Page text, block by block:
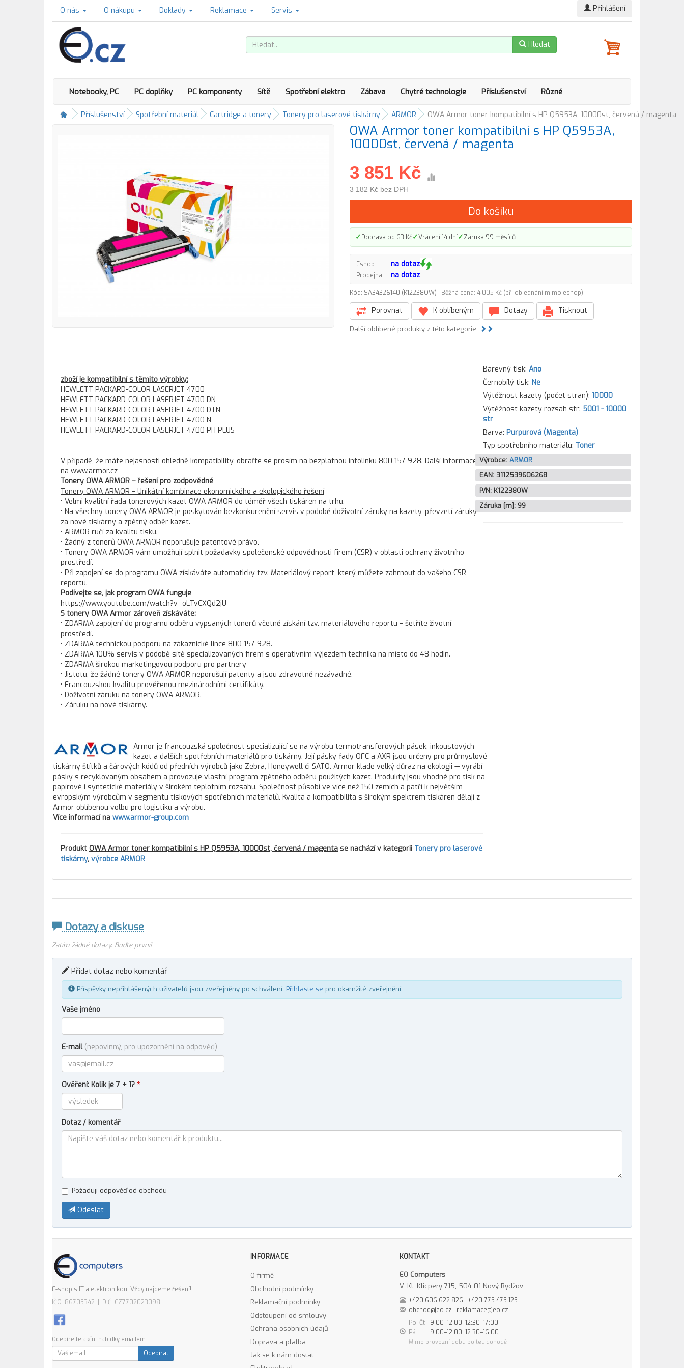
O nás O nákupu Doklady Reklamace Servis Přihlášení
Hledat
Notebooky, PC PC doplňky PC komponenty Sítě Spotřební elektro Zábava Chytré technologie Příslušenství Různé
Příslušenství Spotřební materiál Cartridge a tonery Tonery pro laserové tiskárny ARMOR OWA Armor toner kompatibilní s HP Q5953A, 10000st, červená / magenta
OWA Armor toner kompatibilní s HP Q5953A,
10000st, červená / magenta
3 851 Kč
3 182 Kč bez DPH
Do košíku
✓Doprava od 63 Kč✓Vrácení 14 dní✓Záruka 99 měsíců
Eshop: na dotaz
Prodejna: na dotaz
Kód: SA34326140 (K12238OW) Běžná cena: 4 005 Kč (při objednání mimo eshop)
Porovnat K oblíbeným Dotazy Tisknout
Další oblíbené produkty z této kategorie:
zboží je kompatibilní s těmito výrobky:
HEWLETT PACKARD-COLOR LASERJET 4700
HEWLETT PACKARD-COLOR LASERJET 4700 DN
HEWLETT PACKARD-COLOR LASERJET 4700 DTN
HEWLETT PACKARD-COLOR LASERJET 4700 N
HEWLETT PACKARD-COLOR LASERJET 4700 PH PLUS
V případě, že máte nejasnosti ohledně kompatibility, obraťte se prosím na bezplatnou infolinku 800 157 928. Další informace
na www.armor.cz
Tonery OWA ARMOR – řešení pro zodpovědné
Tonery OWA ARMOR – Unikátní kombinace ekonomického a ekologického řešení
• Velmi kvalitní řada tonerových kazet OWA ARMOR do téměř všech tiskáren na trhu.
• Na všechny tonery OWA ARMOR je poskytován bezkonkurenční servis v podobě doživotní záruky na kazety, převzetí záruky
za nové tiskárny a zpětný odběr kazet.
• ARMOR ručí za kvalitu tisku.
• Žádný z tonerů OWA ARMOR neporušuje patentové právo.
• Tonery OWA ARMOR vám umožňují splnit požadavky společenské odpovědnosti firem (CSR) v oblasti ochrany životního
prostředí.
• Při zapojení se do programu OWA získáváte automaticky tzv. Materiálový report, který můžete zahrnout do vašeho CSR
reportu.
Podívejte se, jak program OWA funguje
https://www.youtube.com/watch?v=oLTvCXQd2jU
S tonery OWA Armor zároveň získáváte:
• ZDARMA zapojení do programu odběru vypsaných tonerů včetně získání tzv. materiálového reportu – šetříte životní
prostředí.
• ZDARMA technickou podporu na zákaznické lince 800 157 928.
• ZDARMA 100% servis v podobě sítě specializovaných firem s operativním výjezdem technika na místo do 48 hodin.
• ZDARMA širokou marketingovou podporu pro partnery
• Jistotu, že žádné tonery OWA ARMOR neporušují patenty a jsou zdravotně nezávadné.
• Francouzskou kvalitu prověřenou mezinárodními certifikáty.
• Doživotní záruku na tonery OWA ARMOR.
• Záruku na nové tiskárny.
Armor je francouzská společnost specializující se na výrobu termotransferových pásek, inkoustových
kazet a dalších spotřebních materiálů pro tiskárny. Její pásky řady OFC a AXR jsou určeny pro průmyslové
tiskárny štítků a čárových kódů od předních výrobců jako Zebra, Honeywell či SATO. Armor klade velký důraz na ekologii — vyrábí
pásky s recyklovaným obsahem a provozuje vlastní program zpětného odběru použitých kazet. Produkty jsou vhodné pro tisk na
papírové i syntetické materiály v širokém teplotním rozsahu. Společnost působí ve více než 150 zemích a patří k největším
evropským výrobcům v segmentu tiskových spotřebních materiálů. Kvalita a kompatibilita s širokým spektrem tiskáren dělají z
Armor oblíbenou volbu pro logistiku a výrobu.
Více informací na www.armor-group.com
Produkt OWA Armor toner kompatibilní s HP Q5953A, 10000st, červená / magenta se nachází v kategorii Tonery pro laserové
tiskárny, výrobce ARMOR
Barevný tisk: Ano
Černobílý tisk: Ne
Výtěžnost kazety (počet stran): 10000
Výtěžnost kazety rozsah str: 5001 - 10000
str
Barva: Purpurová (Magenta)
Typ spotřebního materiálu: Toner
Výrobce: ARMOR
EAN: 3112539606268
P/N: K12238OW
Záruka [m]: 99
Dotazy a diskuse
Zatím žádné dotazy. Buďte první!
Přidat dotaz nebo komentář
Příspěvky nepřihlášených uživatelů jsou zveřejněny po schválení. Přihlaste se pro okamžité zveřejnění.
Vaše jméno
E-mail (nepovinný, pro upozornění na odpověď)
Ověření: Kolik je 7 + 1? *
Dotaz / komentář
Požaduji odpověď od obchodu
Odeslat
E-shop s IT a elektronikou. Vždy najdeme řešení!
IČO: 86705342 | DIČ: CZ7702023098
Odebírejte akční nabídky emailem:
Odebírat
INFORMACE
O firmě
Obchodní podmínky
Reklamační podmínky
Odstoupení od smlouvy
Ochrana osobních údajů
Doprava a platba
Jak se k nám dostat
KONTAKT
EO Computers
V. Kl. Klicpery 715, 504 01 Nový Bydžov
+420 606 622 826
+420 775 475 125
obchod@eo.cz
reklamace@eo.cz
Po–Čt
9:00–12:00, 12:30–17:00
Pá
9:00–12:00, 12:30–16:00
Mimo provozní dobu po tel. dohodě